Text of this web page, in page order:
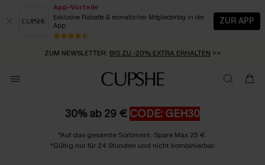
App-Vorteile
Exklusive Rabatte & monatlicher Mitgliedertag in der
App
ZUR APP
GRATIS MASSBAND MIT JEDEM SCHNELLVERSAND-ARTIKEL >>
SUMMER SALE:
ZUM NEWSLETTER: BIS ZU -20% EXTRA ERHALTEN >>
KOSTENLOSER VERSAND AB 89 €
30% ab 29 € CODE: GEH30
*Auf das gesamte Sortiment. Spare Max 25 €.
*Gültig nur für 24 Stunden und nicht kombinierbar.